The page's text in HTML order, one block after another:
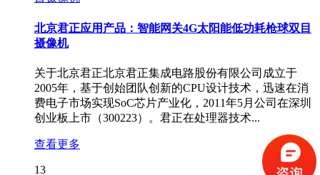
北京君正应用产品：智能网关4G太阳能低功耗枪球双目
摄像机
关于北京君正北京君正集成电路股份有限公司成立于
2005年，基于创始团队创新的CPU设计技术，迅速在消
费电子市场实现SoC芯片产业化，2011年5月公司在深圳
创业板上市（300223）。君正在处理器技术...
查看更多
13